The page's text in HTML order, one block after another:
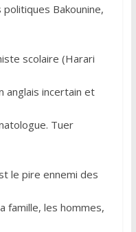
politiques Bakounine,
scolaire (Harari
anglais incertain et
Tuer
le pire ennemi des
famille, les hommes,